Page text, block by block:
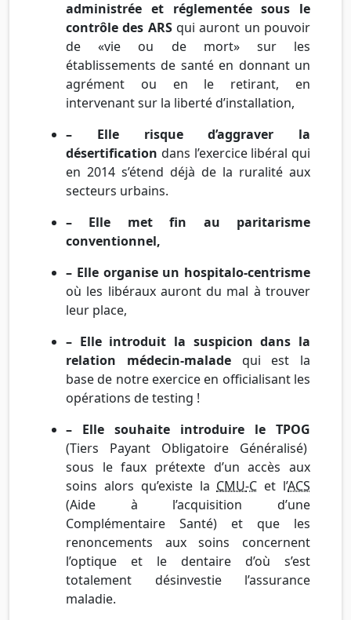
administrée et réglementée sous le
contrôle des ARSqui auront un pouvoir
de «vie ou de mort» sur les
établissements de santé en donnant un
agrément ou en le retirant, en
intervenant sur la liberté d’installation,
– Elle risque d’aggraver la
désertification dans l’exercice libéral qui
en 2014 s’étend déjà de la ruralité aux
secteurs urbains.
– Elle met fin au paritarisme
conventionnel,
– Elle organise un hospitalo-centrisme
où les libéraux auront du mal à trouver
leur place,
– Elle introduit la suspicion dans la
relation médecin-maladequi est la
base de notre exercice en officialisant les
opérations de testing !
– Elle souhaite introduire le TPOG
(Tiers Payant Obligatoire Généralisé)
sous le faux prétexte d’un accès aux
soins alors qu’existe la CMU-C et l’ACS
(Aide à l’acquisition d’une
Complémentaire Santé) et que les
renoncements aux soins concernent
l’optique et le dentaire d’où s’est
totalement désinvestie l’assurance
maladie.